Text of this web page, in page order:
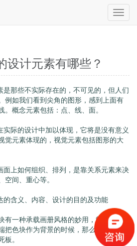
Toggle
设计元素有哪些？
是那些不实际存在的，不可见的，但人们
例如我们看到尖角的图形，感到上面有
。概念元素包括：点、线、面。
实际的设计中加以体现，它将是没有意义
觉元素体现的，视觉元素包括图形的大
面上如何组织、排列，是靠关系元素来决
空间、重心等。
的含义、内容、设计的目的及功能
有一种承载画册风格的妙用，能够聚焦
把色块作为背景的时候，那么整个版面
板。